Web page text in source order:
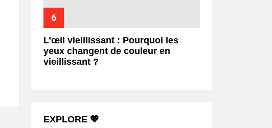
L’œil vieillissant : Pourquoi les
yeux changent de couleur en
vieillissant ?
EXPLORE 💖